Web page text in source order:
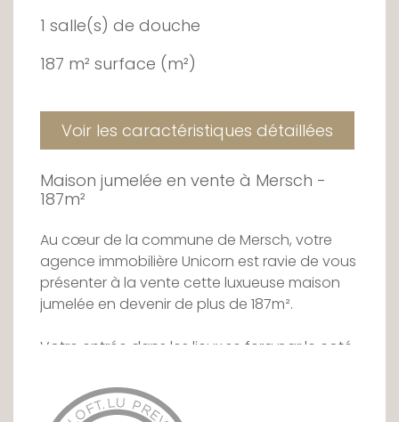
1 salle(s) de douche
187 m² surface (m²)
Voir les caractéristiques détaillées
Maison jumelée en vente à Mersch -
187m²
Au cœur de la commune de Mersch, votre
agence immobilière Unicorn est ravie de vous
présenter à la vente cette luxueuse maison
jumelée en devenir de plus de 187m².
Votre entrée dans les lieux se fera par le coté
d'entrée, vous découvriez un spacieux hall de
plus de 10m², où des placards intégrés sont